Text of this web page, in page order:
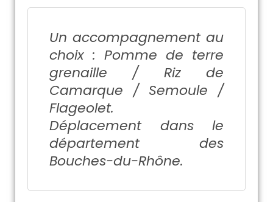
Un accompagnement au
choix : Pomme de terre
grenaille / Riz de
Camarque / Semoule /
Flageolet.
Déplacement dans le
département des
Bouches-du-Rhône.